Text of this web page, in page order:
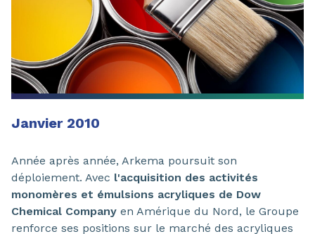
Janvier 2010
Année après année, Arkema poursuit son
déploiement. Avec l'acquisition des activités
monomères et émulsions acryliques de Dow
Chemical Company en Amérique du Nord, le Groupe
renforce ses positions sur le marché des acryliques